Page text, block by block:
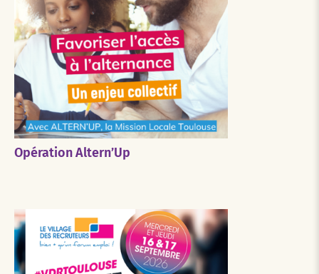
Opération Altern’Up